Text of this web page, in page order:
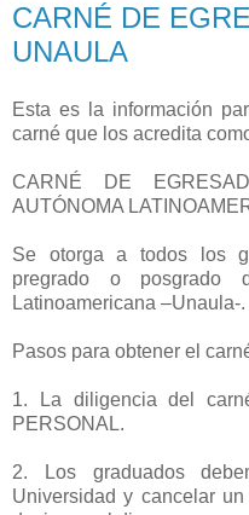
CARNÉ DE
UNAULA
Esta es la información
carné que los acredita
CARNÉ DE
AUTÓNOMA
Se otorga a todos los
pregrado o posgrado
Latinoamericana –Unaula-.
Pasos para obtener el
1. La diligencia del
PERSONAL.
2. Los graduados
Universidad y cancelar